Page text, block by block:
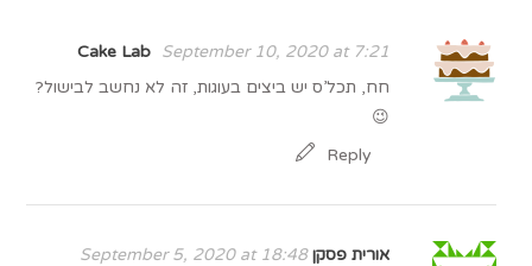
Cake Lab
September 10, 2020 at 7:21
חח, תכל’ס יש ביצים בעוגות, זה לא נחשב לבישול?
😉
Reply
אורית פסקן September 5, 2020 at 18:48